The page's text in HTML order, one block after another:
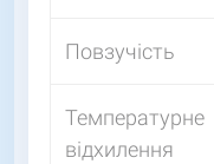
Повзучість
Температурне
відхилення